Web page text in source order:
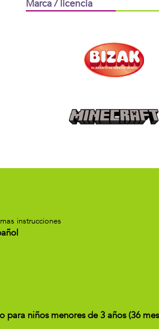
Marca / licencia
instrucciones
niños menores de 3 años (36